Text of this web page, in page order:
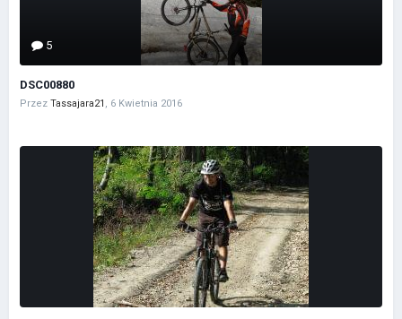
5
DSC00880
Przez Tassajara21 , 6 Kwietnia 2016